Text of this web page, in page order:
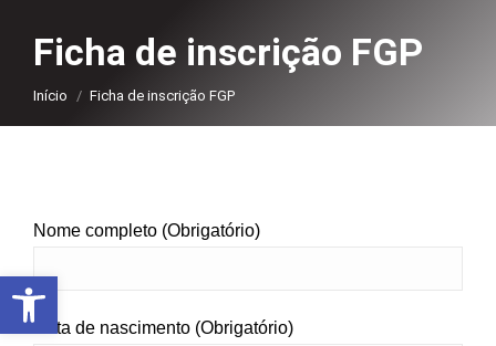
Ficha de inscrição FGP
Você está aqui:
Início Ficha de inscrição FGP
Nome completo (Obrigatório)
Data de nascimento (Obrigatório)
Abrir a barra de ferramentas